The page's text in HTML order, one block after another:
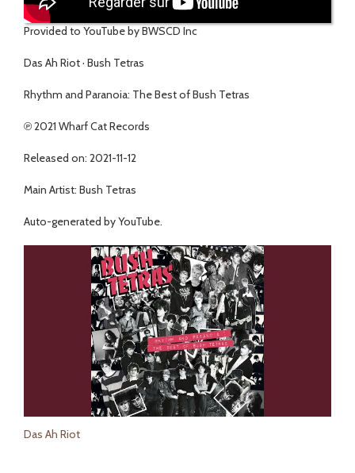
Provided to YouTube by BWSCD Inc
Das Ah Riot · Bush Tetras
Rhythm and Paranoia: The Best of Bush Tetras
℗ 2021 Wharf Cat Records
Released on: 2021-11-12
Main Artist: Bush Tetras
Auto-generated by YouTube.
Das Ah Riot